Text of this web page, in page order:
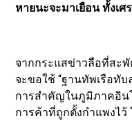
หายนะจะมาเยือน ทั้งเ
จากกระแสข่าวลือที่สะพั
จะขอใช้ “ฐานทัพเรือทั
การสำคัญในภูมิภาคอิน
การค้าที่ถูกตั้งกำแพงไ